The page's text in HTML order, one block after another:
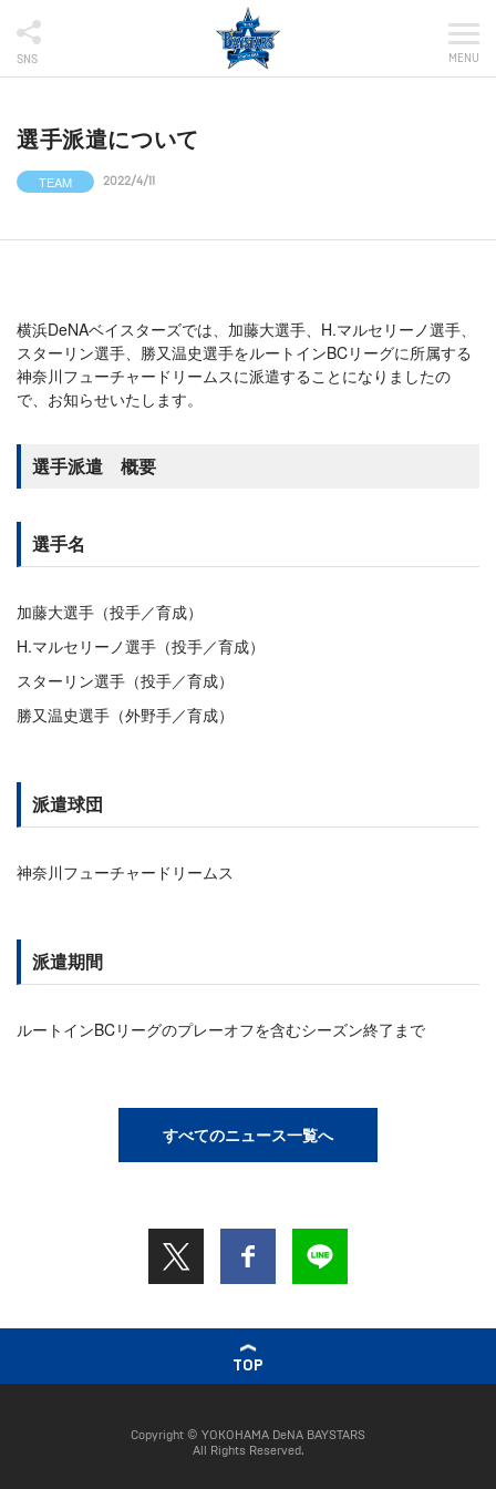
SNS MENU
選手派遣について
TEAM 2022/4/11
横浜DeNAベイスターズでは、加藤大選手、H.マルセリーノ選手、
スターリン選手、勝又温史選手をルートインBCリーグに所属する
神奈川フューチャードリームスに派遣することになりましたの
で、お知らせいたします。
選手派遣 概要
選手名
加藤大選手（投手／育成）
H.マルセリーノ選手（投手／育成）
スターリン選手（投手／育成）
勝又温史選手（外野手／育成）
派遣球団
神奈川フューチャードリームス
派遣期間
ルートインBCリーグのプレーオフを含むシーズン終了まで
すべてのニュース一覧へ
TOP
Copyright © YOKOHAMA DeNA BAYSTARS
All Rights Reserved.